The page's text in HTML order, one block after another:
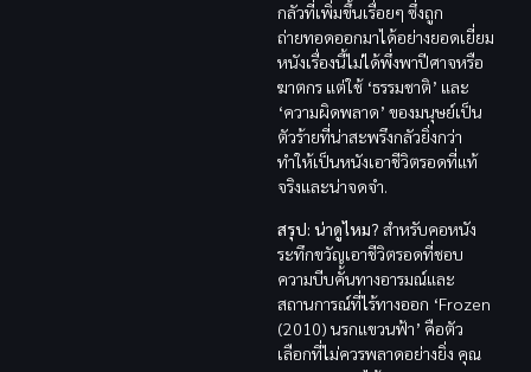
กลัวที่เพิ่มขึ้นเรื่อยๆ ซึ่งถูก
ถ่ายทอดออกมาได้อย่างยอดเยี่ยม
หนังเรื่องนี้ไม่ได้พึ่งพาปีศาจหรือ
ฆาตกร แต่ใช้ ‘ธรรมชาติ’ และ
‘ความผิดพลาด’ ของมนุษย์เป็น
ตัวร้ายที่น่าสะพรึงกลัวยิ่งกว่า
ทำให้เป็นหนังเอาชีวิตรอดที่แท้
จริงและน่าจดจำ.
สรุป: น่าดูไหม? สำหรับคอหนัง
ระทึกขวัญเอาชีวิตรอดที่ชอบ
ความบีบคั้นทางอารมณ์และ
สถานการณ์ที่ไร้ทางออก ‘Frozen
(2010) นรกแขวนฟ้า’ คือตัว
เลือกที่ไม่ควรพลาดอย่างยิ่ง คุณ